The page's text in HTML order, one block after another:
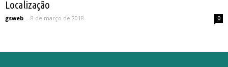
Localização
gsweb - 8 de março de 2018 0